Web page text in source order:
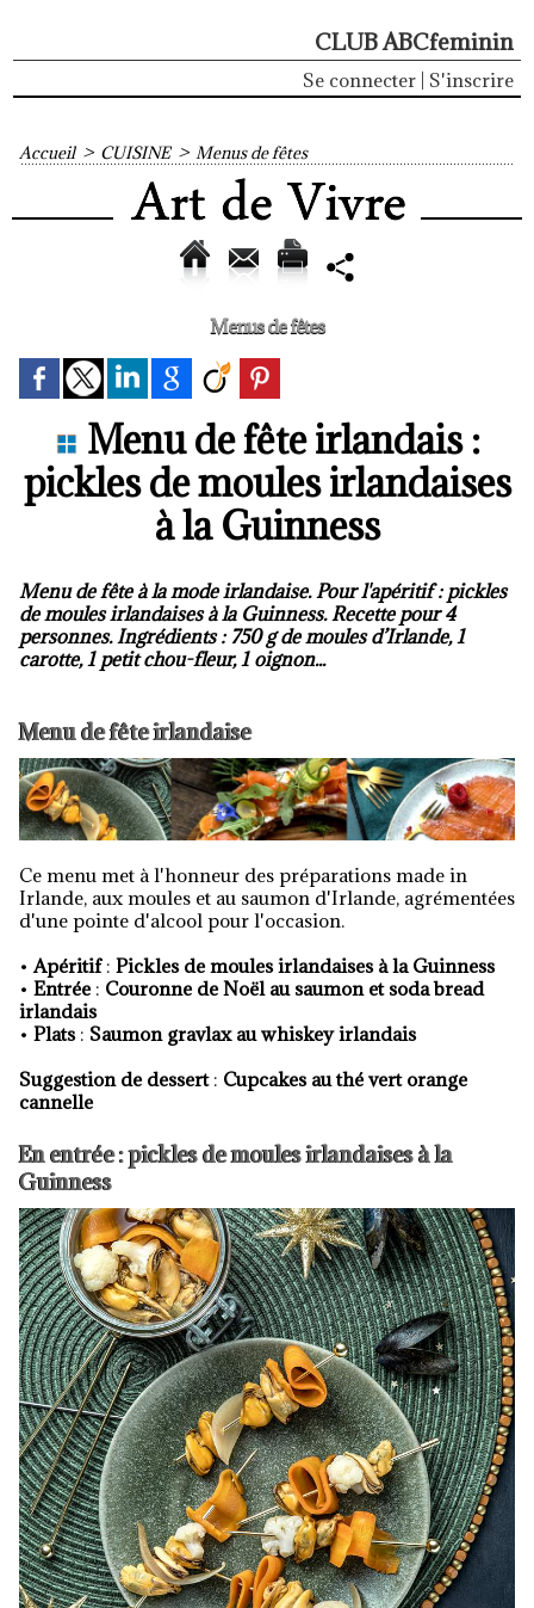
CLUB ABCfeminin
Se connecter S'inscrire
Accueil > CUISINE > Menus de fêtes
Menus de fêtes
Menu de fête irlandais :
pickles de moules irlandaises
à la Guinness
Menu de fête à la mode irlandaise. Pour l'apéritif : pickles
de moules irlandaises à la Guinness. Recette pour 4
personnes. Ingrédients : 750 g de moules d’Irlande, 1
carotte, 1 petit chou-fleur, 1 oignon...
Menu de fête irlandaise
Ce menu met à l'honneur des préparations made in
Irlande, aux moules et au saumon d'Irlande, agrémentées
d'une pointe d'alcool pour l'occasion.
•Apéritif: Pickles de moules irlandaises à la Guinness
• Entrée : Couronne de Noël au saumon et soda bread
irlandais
• Plats : Saumon gravlax au whiskey irlandais
Suggestion de dessert : Cupcakes au thé vert orange
cannelle
En entrée : pickles de moules irlandaises à la
Guinness